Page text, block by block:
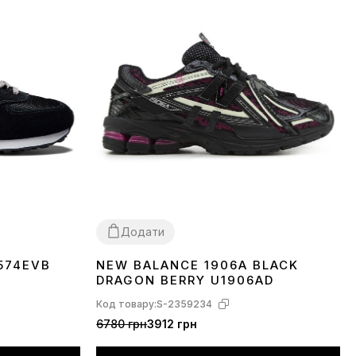
Додати
3637 3839404142 4344 45
NEW BALANCE 1906A BLACK
DRAGON BERRY U1906AD
Код товару:S-2359234
6780 грн3912 грн